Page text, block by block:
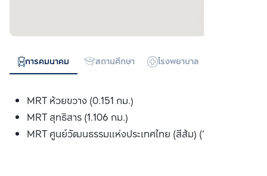
การคมนาคม สถานศึกษา โรงพยาบาล
MRT ห้วยขวาง (0.151 กม.)
MRT สุทธิสาร (1.106 กม.)
MRT ศูนย์วัฒนธรรมแห่งประเทศไทย (สีส้ม) (1.421 กม.)